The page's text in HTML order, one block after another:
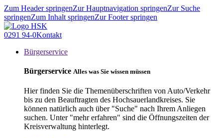
Zum Header springenZur Hauptnavigation springenZur Suche
springenZum Inhalt springenZur Footer springen
0291 94-0Kontakt
Bürgerservice
Bürgerservice Alles was Sie wissen müssen
Hier finden Sie die Themenüberschriften von Auto/Verkehr
bis zu den Beauftragten des Hochsauerlandkreises. Sie
können natürlich auch über "Suche" nach Ihrem Anliegen
suchen. Unter "mehr erfahren" sind die Öffnungszeiten der
Kreisverwaltung hinterlegt.